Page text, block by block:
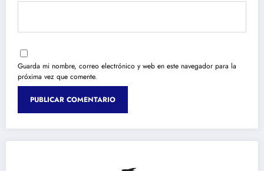
Guarda mi nombre, correo electrónico y web en este navegador para la
próxima vez que comente.